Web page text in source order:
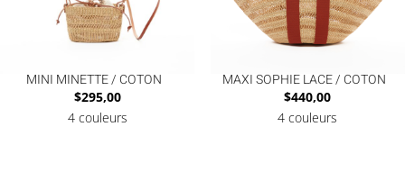
MINI MINETTE / COTON
$295,00
4 couleurs
MAXI SOPHIE LACE / COTON
$440,00
4 couleurs